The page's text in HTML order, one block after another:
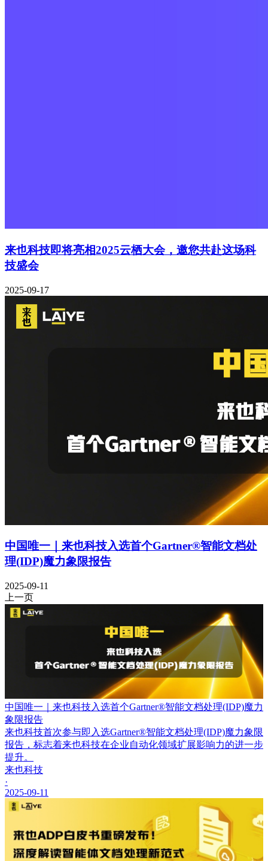
来也科技即将亮相2025云栖大会，邀您共赴这场科
技盛会
2025-09-17
中国唯一｜来也科技入选首个Gartner®智能文档处
理(IDP)魔力象限报告
2025-09-11
上一页
中国唯一｜来也科技入选首个Gartner®智能文档处理(IDP)魔力
象限报告
来也科技首次参与即入选Gartner®智能文档处理(IDP)魔力象限
报告，标志着来也科技在企业自动化领域扩展影响力的进一步
提升。
来也科技
·
2025-09-11